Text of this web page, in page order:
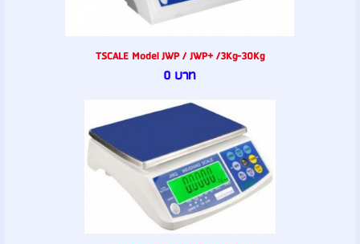
TSCALE Model JWP / JWP+ /3Kg-30Kg
0 บาท